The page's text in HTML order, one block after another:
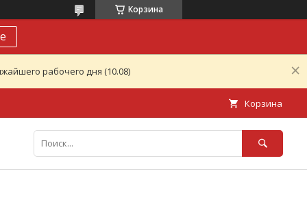
Корзина
рабочего дня (10.08)
Корзина